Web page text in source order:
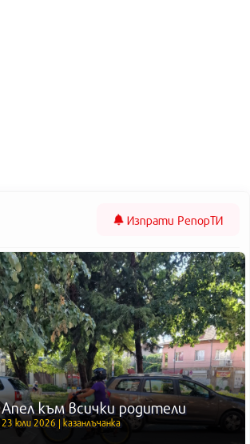
Изпрати РепорТИ
Апел към всички родители
23 юли 2026 | казанлъчанка